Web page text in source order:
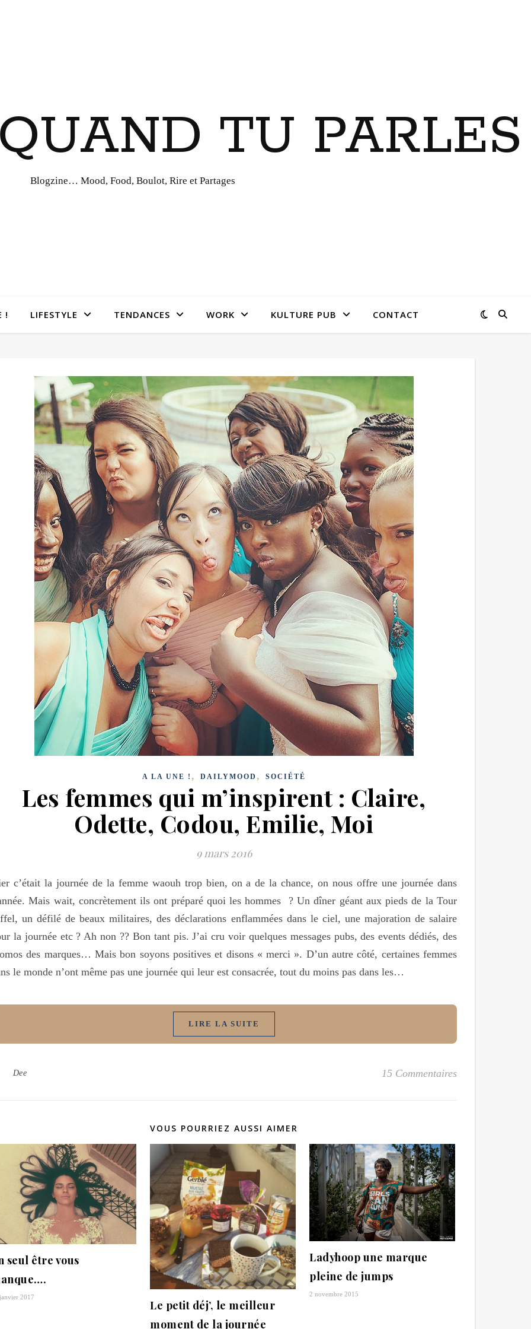
TU PARLES
Blogzine… Mood, Food, Boulot, Rire et Partages
! LIFESTYLE TENDANCES WORK KULTURE PUB CONTACT
A LA UNE ! , DAILYMOOD , SOCIÉTÉ
Les femmes qui m’inspirent : Claire,
Odette, Codou, Emilie, Moi
9 mars 2016
c’était la journée de la femme waouh trop bien, on a de la chance, on nous offre une journée dans
Mais wait, concrètement ils ont préparé quoi les hommes ? Un dîner géant aux pieds de la Tour
un défilé de beaux militaires, des déclarations enflammées dans le ciel, une majoration de salaire
la journée etc ? Ah non ?? Bon tant pis. J’ai cru voir quelques messages pubs, des events dédiés, des
des marques… Mais bon soyons positives et disons « merci ». D’un autre côté, certaines femmes
le monde n’ont même pas une journée qui leur est consacrée, tout du moins pas dans les…
LIRE LA SUITE
Dee 15 Commentaires
VOUS POURRIEZ AUSSI AIMER
seul être vous
2017
Le petit déj’, le meilleur
moment de la journée
Ladyhoop une marque
pleine de jumps
2 novembre 2015